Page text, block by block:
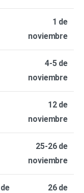
1 de
noviembre
4-5 de
noviembre
12 de
noviembre
25-26 de
noviembre
26 de